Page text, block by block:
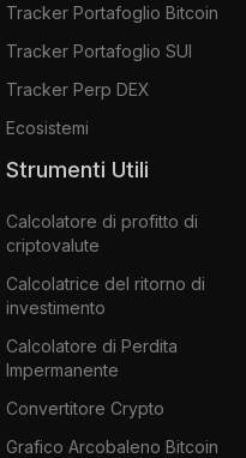
Tracker Portafoglio Bitcoin
Tracker Portafoglio SUI
Tracker Perp DEX
Ecosistemi
Strumenti Utili
Calcolatore di profitto di
criptovalute
Calcolatrice del ritorno di
investimento
Calcolatore di Perdita
Impermanente
Convertitore Crypto
Grafico Arcobaleno Bitcoin